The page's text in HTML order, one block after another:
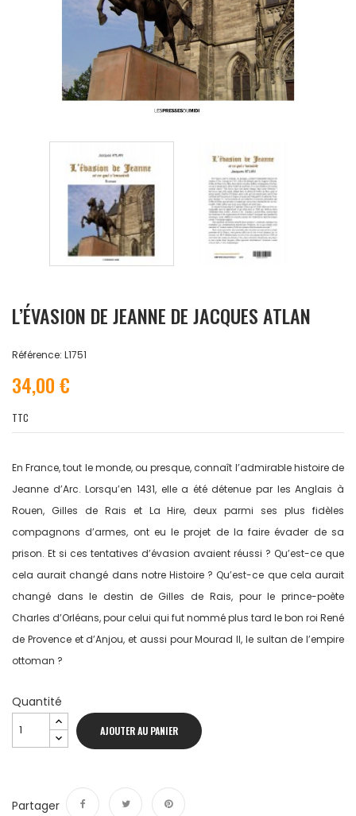
L’ÉVASION DE JEANNE DE JACQUES ATLAN
Référence: L1751
34,00 €
TTC
En France, tout le monde, ou presque, connaît l’admirable histoire de
Jeanne d’Arc. Lorsqu’en 1431, elle a été détenue par les Anglais à
Rouen, Gilles de Rais et La Hire, deux parmi ses plus fidèles
compagnons d’armes, ont eu le projet de la faire évader de sa
prison. Et si ces tentatives d’évasion avaient réussi ? Qu’est-ce que
cela aurait changé dans notre Histoire ? Qu’est-ce que cela aurait
changé dans le destin de Gilles de Rais, pour le prince-poète
Charles d’Orléans, pour celui qui fut nommé plus tard le bon roi René
de Provence et d’Anjou, et aussi pour Mourad II, le sultan de l’empire
ottoman ?
Quantité
AJOUTER AU PANIER
Partager